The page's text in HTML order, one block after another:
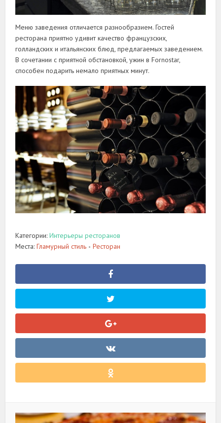
Меню заведения отличается разнообразием. Гостей
ресторана приятно удивит качество французских,
голландских и итальянских блюд, предлагаемых заведением.
В сочетании с приятной обстановкой, ужин в Fornostar,
способен подарить немало приятных минут.
Категории:Интерьеры ресторанов
Места:Гламурный стиль • Ресторан